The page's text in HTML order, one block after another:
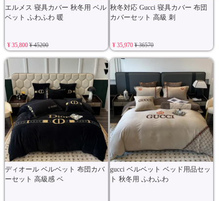
エルメス 寝具カバー 秋冬用 ベル
ベット ふわふわ 暖
¥ 35,800¥ 45200
秋冬対応 Gucci 寝具カバー 布団
カバーセット 高級 刺
¥ 35,970¥ 36570
ディオール ベルベット 布団カバ
ーセット 高級感 ベ
gucci ベルベット ベッド用品セッ
ト 秋冬用 ふわふわ